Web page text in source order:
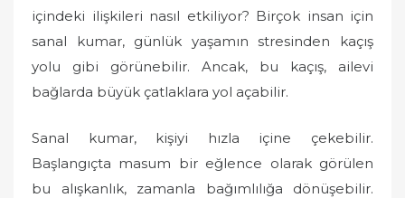
içindeki ilişkileri nasıl etkiliyor? Birçok insan için
sanal kumar, günlük yaşamın stresinden kaçış
yolu gibi görünebilir. Ancak, bu kaçış, ailevi
bağlarda büyük çatlaklara yol açabilir.
Sanal kumar, kişiyi hızla içine çekebilir.
Başlangıçta masum bir eğlence olarak görülen
bu alışkanlık, zamanla bağımlılığa dönüşebilir.